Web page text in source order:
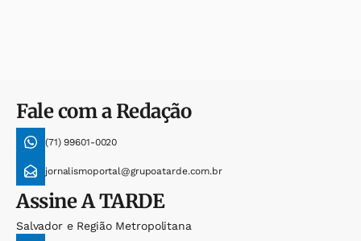
Fale com a Redação
(71) 99601-0020
jornalismoportal@grupoatarde.com.br
AssineA TARDE
Salvador e Região Metropolitana